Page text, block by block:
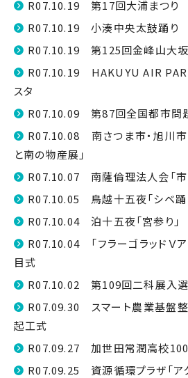
R07.10.19 第17回大浦まつり
R07.10.19 小湊中央太鼓踊り
R07.10.19 第125回金峰山大
R07.10.19 HAKUYU AIR
スタ
R07.10.09 第87回全国都市問
R07.10.08 南さつま市・旭川市
と南の物産展」
R07.10.07 南薩倫理法人会「市
R07.10.05 鳥越十五夜「シベ踊
R07.10.04 泊十五夜「宮参り」
R07.10.04 「フラーゴラッドＶ
目式
R07.10.02 第109回二科展入
R07.09.30 スマート農業基盤
起工式
R07.09.27 加世田常潤高校
R07.09.25 資源循環プラザ「ア